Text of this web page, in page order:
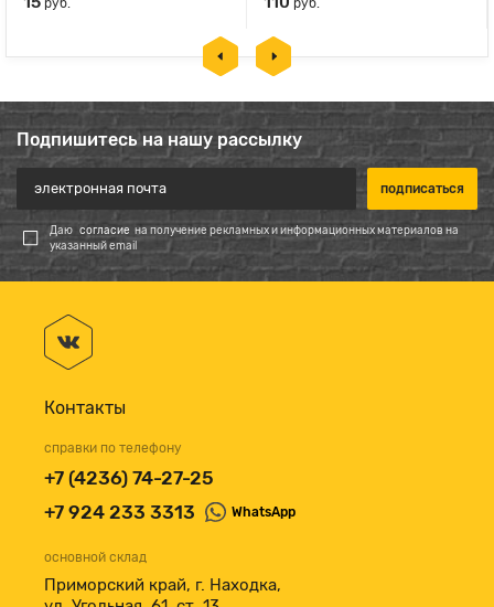
руб. руб.
Подпишитесь на нашу рассылку
Даю согласие на получение рекламных и информационных материалов на
указанный email
Контакты
справки по телефону
+7 (4236) 74-27-25
+7 924 233 3313
WhatsApp
основной склад
Приморский край, г. Находка,